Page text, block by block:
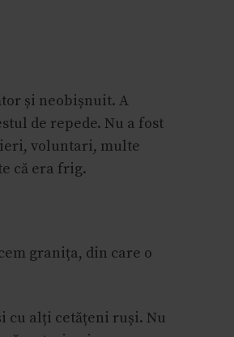
și neobișnuit. A
de repede. Nu a fost
voluntari, multe
că era frig.
granița, din care o
cu alți cetățeni ruși. Nu